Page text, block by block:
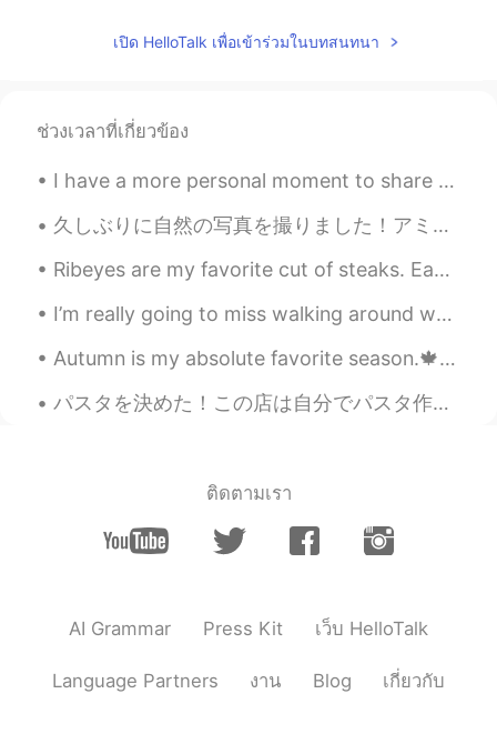
ES
Karin
เปิด HelloTalk เพื่อเข้าร่วมในบทสนทนา
ช่วงเวลาที่เกี่ยวข้อง
I have a more personal moment to share with all of my worldwide students today. Yesterday was my...
久しぶりに自然の写真を撮りました！アミカロラという滝に行きました。私は滝に近くである街で育ったから滝の周りに行くと癒されます。☺️ 以前の投稿で、私のおかしい指について書いて、こんな感じです。...
Ribeyes are my favorite cut of steaks. Each steak is about 700g each. It was only 125 RMB (18 U...
I’m really going to miss walking around when the city is decorated for the holidays. 🎄🎁⛄✨ There ...
Autumn is my absolute favorite season.🍁🎃🍁🎃🍁 So glad I get to enjoy it this year. 💖💖 Now if I co...
パスタを決めた！この店は自分でパスタ作っています。珍しい！生パスタ大好きです。そして、実はボロネーゼはスパゲティが代表的なじゃない！広いのパスタは正しです。タリアテッレとかパッパルデッレは一番い...
ติดตามเรา
AI Grammar Press Kit เว็บ HelloTalk
Language Partners งาน Blog เกี่ยวกับ